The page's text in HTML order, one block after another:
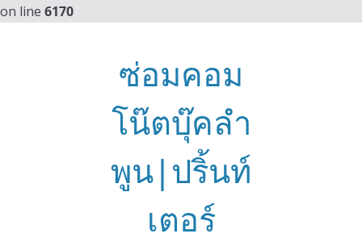
on line 6170
ซ่อมคอม
โน๊ตบุ๊คลำ
พูน|ปริ้นท์
เตอร์